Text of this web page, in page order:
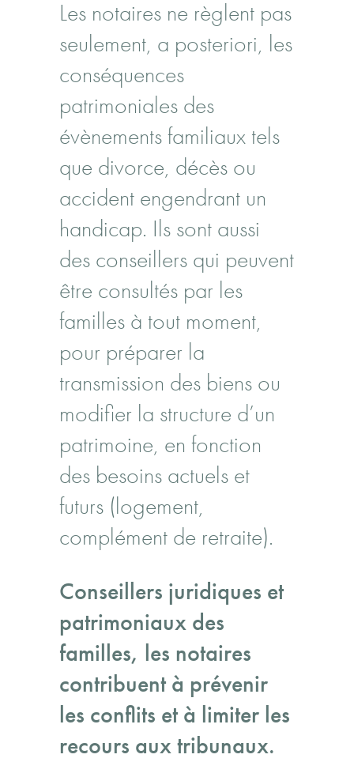
Les notaires ne règlent pas
seulement, a posteriori, les
conséquences
patrimoniales des
évènements familiaux tels
que divorce, décès ou
accident engendrant un
handicap. Ils sont aussi
des conseillers qui peuvent
être consultés par les
familles à tout moment,
pour préparer la
transmission des biens ou
modifier la structure d’un
patrimoine, en fonction
des besoins actuels et
futurs (logement,
complément de retraite).
Conseillers juridiques et
patrimoniaux des
familles, les notaires
contribuent à prévenir
les conflits et à limiter les
recours aux tribunaux.